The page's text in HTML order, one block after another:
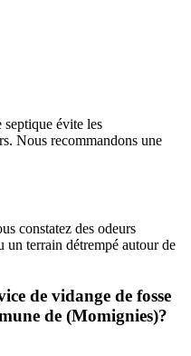
évite les
Nous recommandons une
constatez des odeurs
un terrain détrempé autour de
de vidange de fosse
de (Momignies)?